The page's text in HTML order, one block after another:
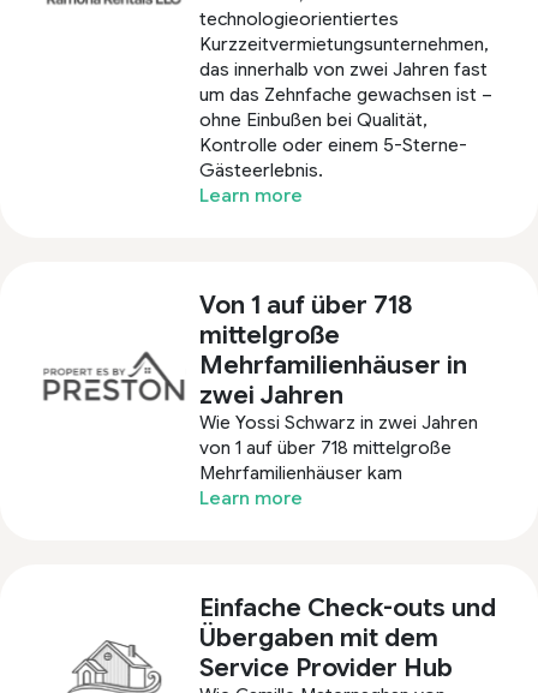
technologieorientiertes
Kurzzeitvermietungsunternehmen,
das innerhalb von zwei Jahren fast
um das Zehnfache gewachsen ist –
ohne Einbußen bei Qualität,
Kontrolle oder einem 5-Sterne-
Gästeerlebnis.
Learn more
Von 1 auf über 718
mittelgroße
Mehrfamilienhäuser in
zwei Jahren
Wie Yossi Schwarz in zwei Jahren
von 1 auf über 718 mittelgroße
Mehrfamilienhäuser kam
Learn more
Einfache Check-outs und
Übergaben mit dem
Service Provider Hub